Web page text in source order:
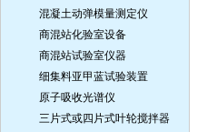
混凝土动弹模量测定仪
商混站化验室设备
商混站试验室仪器
细集料亚甲蓝试验装置
原子吸收光谱仪
三片式或四片式叶轮搅拌器